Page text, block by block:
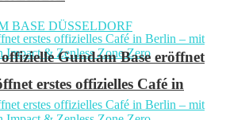
erstes offizielles Café in
Gundam Base eröffnet